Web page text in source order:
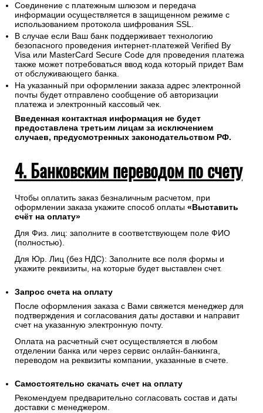
Соединение с платежным шлюзом и передача
информации осуществляется в защищенном режиме с
использованием протокола шифрования SSL.
В случае если Ваш банк поддерживает технологию
безопасного проведения интернет-платежей Verified By
Visa или MasterCard Secure Code для проведения платежа
также может потребоваться ввод кода который придет Вам
от обслуживающего банка.
На указанный при оформлении заказа адрес электронной
почты будет отправлено сообщение об авторизации
платежа и электронный кассовый чек.
Введенная контактная информация не будет
предоставлена третьим лицам за исключением
случаев, предусмотренных законодательством РФ.
4. Банковским переводом по счету
Чтобы оплатить заказ безналичным расчетом, при
оформлении заказа укажите способ оплаты «Выставить
счёт на оплату»
Для Физ. лиц: заполните в соответствующем поле ФИО
(полностью).
Для Юр. Лиц (без НДС): Заполните все поля формы и
укажите реквизиты, на которые будет выставлен счет.
Запрос счета на оплату
После оформления заказа с Вами свяжется менеджер для
подтверждения и согласования даты доставки и направит
счет на указанную электронную почту.
Оплата на расчетный счет осуществляется в любом
отделении банка или через сервис онлайн-банкинга,
переводом на реквизиты компании, указанные в счете.
Самостоятельно скачать счет на оплату
Рекомендуем предварительно согласовать состав и даты
доставки с менеджером.